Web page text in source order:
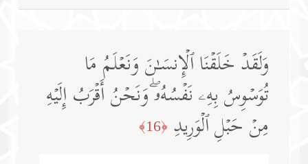
وَلَقَدۡ خَلَقۡنَا ٱلۡإِنسَـٰنَ وَنَعۡلَمُ مَا
تُوَسۡوِسُ بِهِۦ نَفۡسُهُۥۖ وَنَحۡنُ أَقۡرَبُ إِلَیۡهِ
مِنۡ حَبۡلِ ٱلۡوَرِیدِ ﴿16﴾